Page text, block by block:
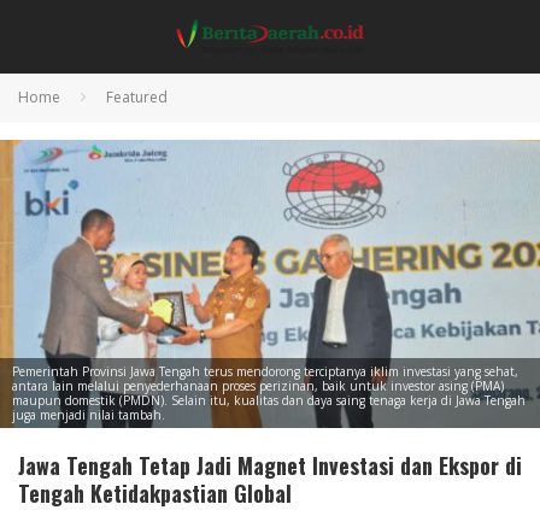
Home Featured
Pemerintah Provinsi Jawa Tengah terus mendorong terciptanya iklim investasi yang sehat,
antara lain melalui penyederhanaan proses perizinan, baik untuk investor asing (PMA)
maupun domestik (PMDN). Selain itu, kualitas dan daya saing tenaga kerja di Jawa Tengah
juga menjadi nilai tambah.
Jawa Tengah Tetap Jadi Magnet Investasi dan Ekspor di
Tengah Ketidakpastian Global